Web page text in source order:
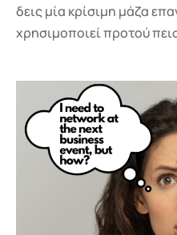
δεις μία κρίσιμη μάζα
χρησιμοποιεί προτού